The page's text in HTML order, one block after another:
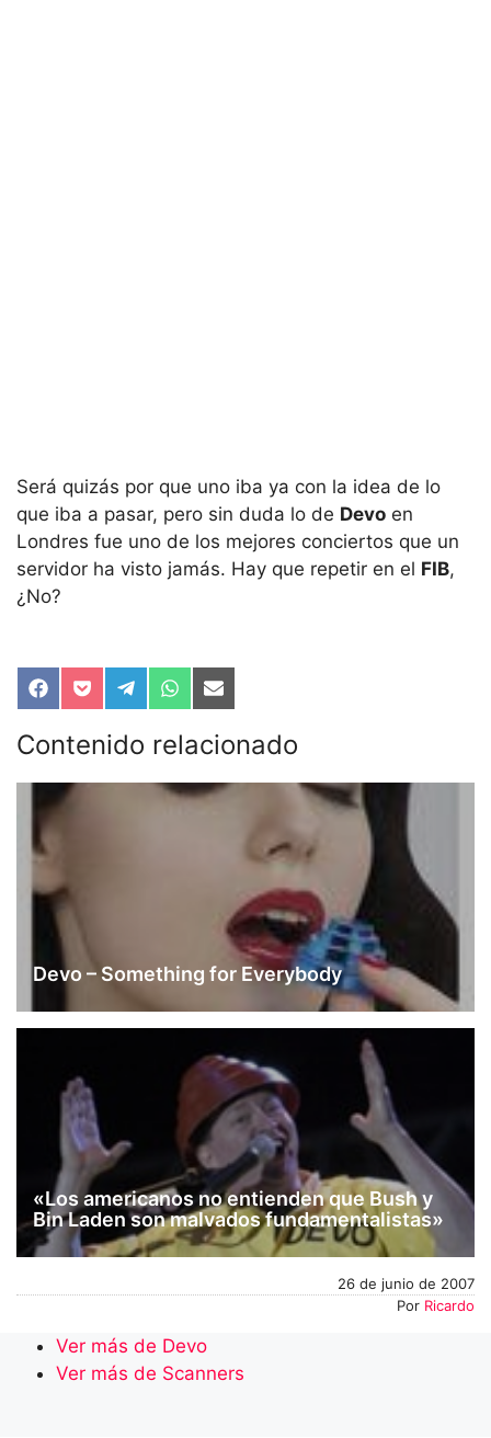
Será quizás por que uno iba ya con la idea de lo
que iba a pasar, pero sin duda lo de Devo en
Londres fue uno de los mejores conciertos que un
servidor ha visto jamás. Hay que repetir en el FIB,
¿No?
Compartir
en
Facebook
Compartir
en
Pocket
Compartir
en
Telegram
Compartir
en
WhatsApp
Compartir
en
Email
Contenido relacionado
Devo – Something for Everybody
«Los americanos no entienden que Bush y
Bin Laden son malvados fundamentalistas»
26 de junio de 2007
Por Ricardo
Ver más de Devo
Ver más de Scanners